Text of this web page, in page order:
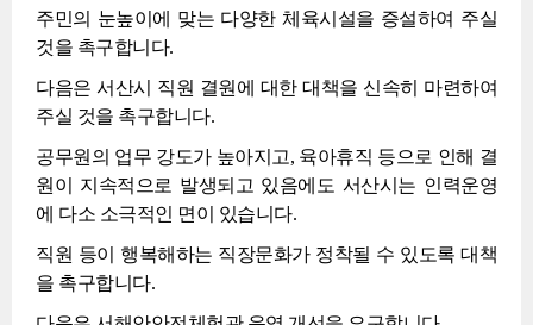
주민의 눈높이에 맞는 다양한 체육시설을 증설하여 주실
것을 촉구합니다.
다음은 서산시 직원 결원에 대한 대책을 신속히 마련하여
주실 것을 촉구합니다.
공무원의 업무 강도가 높아지고, 육아휴직 등으로 인해 결
원이 지속적으로 발생되고 있음에도 서산시는 인력운영
에 다소 소극적인 면이 있습니다.
직원 등이 행복해하는 직장문화가 정착될 수 있도록 대책
을 촉구합니다.